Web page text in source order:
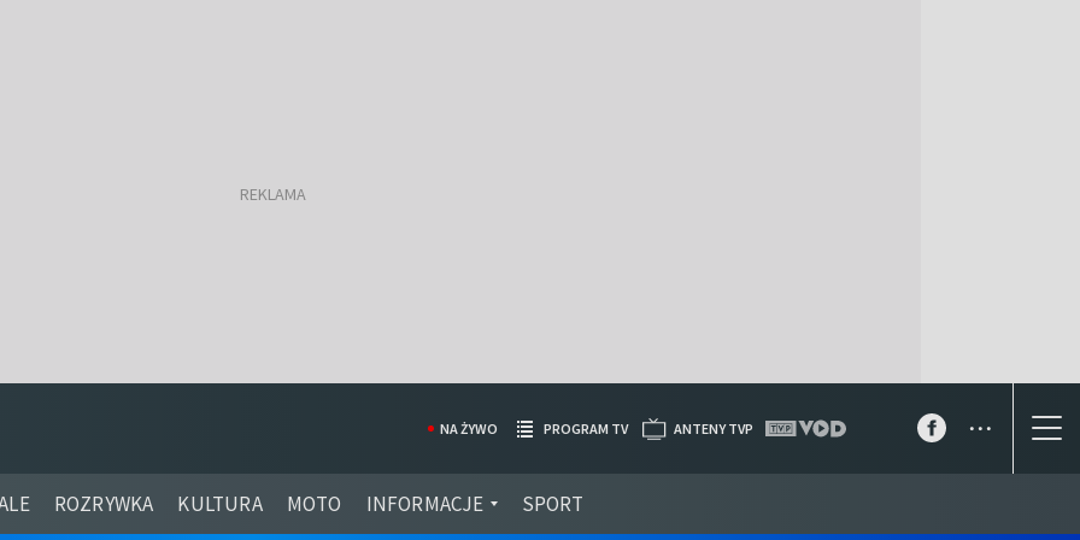
ROZRYWKA KULTURA MOTO INFORMACJE SPORT
NA ŻYWO PROGRAM TV ANTENY TVP ...